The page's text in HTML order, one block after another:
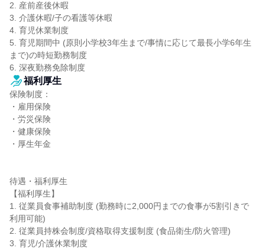
2. 産前産後休暇
3. 介護休暇/子の看護等休暇
4. 育児休業制度
5. 育児期間中 (原則小学校3年生まで/事情に応じて最長小学6年生
まで)の時短勤務制度
6. 深夜勤務免除制度
福利厚生
保険制度：
・雇用保険
・労災保険
・健康保険
・厚生年金
待遇・福利厚生
【福利厚生】
1. 従業員食事補助制度 (勤務時に2,000円までの食事が5割引きで
利用可能)
2. 従業員持株会制度/資格取得支援制度 (食品衛生/防火管理)
3. 育児/介護休業制度